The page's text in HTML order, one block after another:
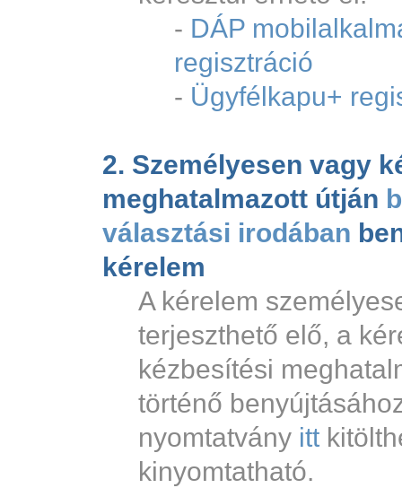
- DÁP
regisztráció
- Ügyfélkapu+
2. Személyesen vagy
meghatalmazott útján
választási irodában
kérelem
A kérelem
terjeszthető elő, a
kézbesítési
történő
nyomtatvány itt
kinyomtatható.